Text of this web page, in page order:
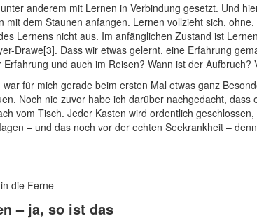
anderem mit Lernen in Verbindung gesetzt. Und
mit dem Staunen anfangen. Lernen vollzieht sich,
Lernens nicht aus. Im anfänglichen Zustand ist
Drawe[3]. Dass wir etwas gelernt, eine Erfahrung
und auch im Reisen? Wann ist der
war für mich gerade beim ersten Mal etwas ganz
Noch nie zuvor habe ich darüber nachgedacht,
vom Tisch. Jeder Kasten wird ordentlich
– und das noch vor der echten Seekrankheit –
– ja, so ist das